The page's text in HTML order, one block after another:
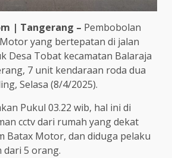
| Tangerang – Pembobolan
yang bertepatan di jalan
Desa Tobat kecamatan Balaraja
7 unit kendaraan roda dua
Selasa (8/4/2025).
Pukul 03.22 wib, hal ini di
cctv dari rumah yang dekat
Batax Motor, dan diduga pelaku
5 orang.